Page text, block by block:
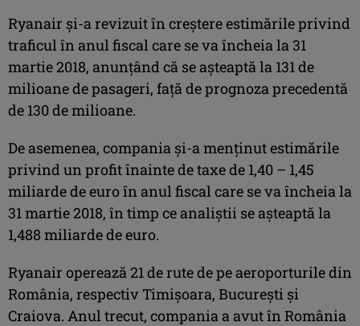
Ryanair şi-a revizuit în creştere estimările privind
traficul în anul fiscal care se va încheia la 31
martie 2018, anunţând că se aşteaptă la 131 de
milioane de pasageri, faţă de prognoza precedentă
de 130 de milioane.
De asemenea, compania şi-a menţinut estimările
privind un profit înainte de taxe de 1,40 – 1,45
miliarde de euro în anul fiscal care se va încheia la
31 martie 2018, în timp ce analiştii se aşteaptă la
1,488 miliarde de euro.
Ryanair operează 21 de rute de pe aeroporturile din
România, respectiv Timişoara, Bucureşti şi
Craiova. Anul trecut, compania a avut în România